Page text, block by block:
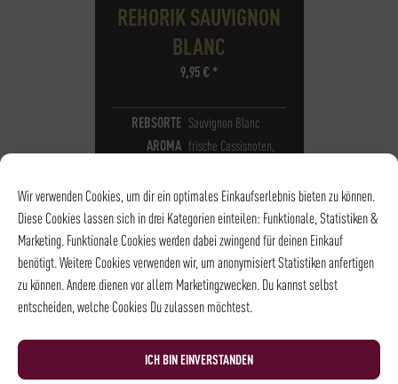
Wir verwenden Cookies, um dir ein optimales Einkaufserlebnis bieten zu können.
Diese Cookies lassen sich in drei Kategorien einteilen: Funktionale, Statistiken &
Marketing. Funktionale Cookies werden dabei zwingend für deinen Einkauf
benötigt. Weitere Cookies verwenden wir, um anonymisiert Statistiken anfertigen
zu können. Andere dienen vor allem Marketingzwecken. Du kannst selbst
entscheiden, welche Cookies Du zulassen möchtest.
ICH BIN EINVERSTANDEN
REHORIK SAUVIGNON
BLANC
9,95€ *
REBSORTE Sauvignon Blanc
AROMA frische Cassisnoten,
TROCKEN